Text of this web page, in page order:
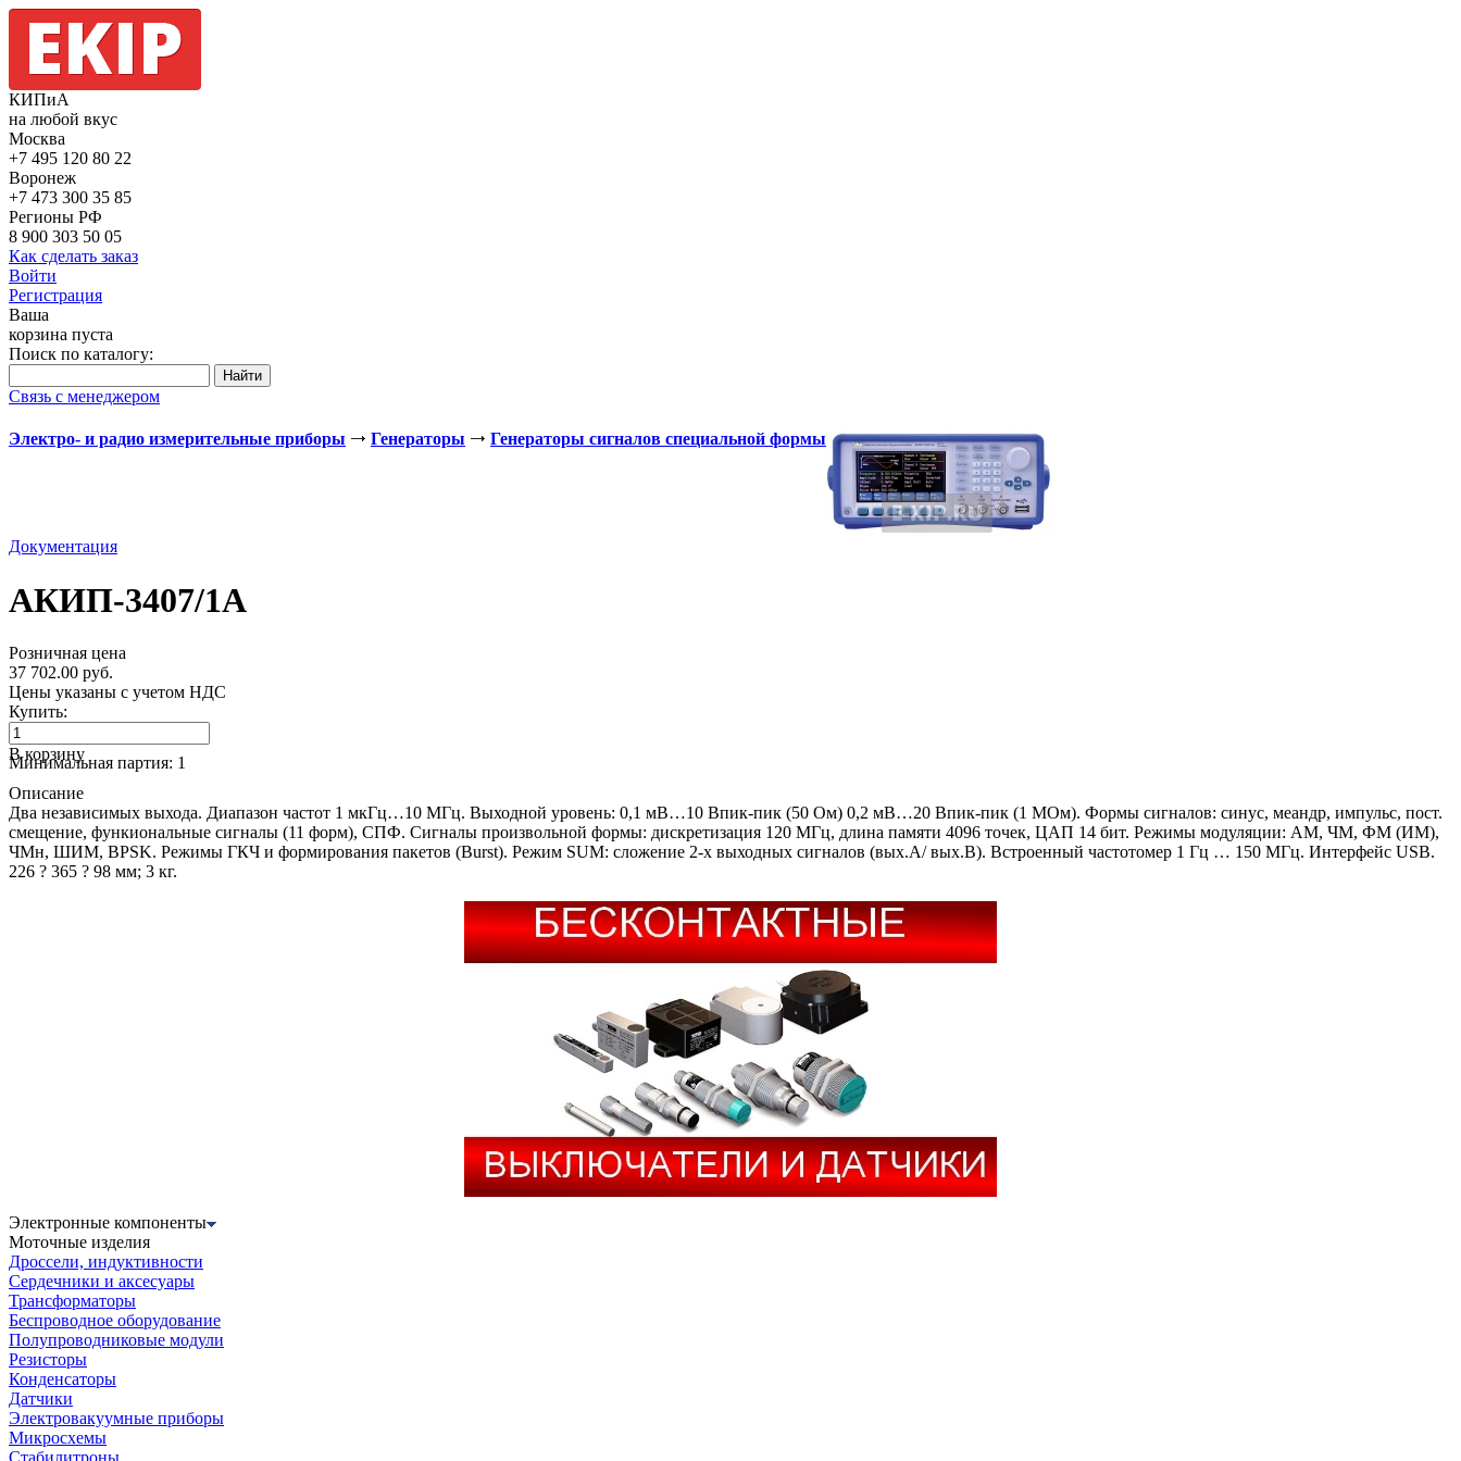
КИПиА
на любой вкус
Москва
+7 495 120 80 22
Воронеж
+7 473 300 35 85
Регионы РФ
8 900 303 50 05
Как сделать заказ
Войти
Регистрация
Ваша
корзина пуста
Поиск по каталогу:
Связь с менеджером
Электро- и радио измерительные приборы Генераторы Генераторы сигналов специальной формы
Документация
АКИП-3407/1А
Розничная цена
37 702.00 руб.
Цены указаны с учетом НДС
Купить:
В корзину
Минимальная партия: 1
Описание
Два независимых выхода. Диапазон частот 1 мкГц…10 МГц. Выходной уровень: 0,1 мВ…10 Впик-пик (50 Ом) 0,2 мВ…20 Впик-пик (1 МОм). Формы сигналов: синус, меандр, импульс, пост.
смещение, функиональные сигналы (11 форм), СПФ. Сигналы произвольной формы: дискретизация 120 МГц, длина памяти 4096 точек, ЦАП 14 бит. Режимы модуляции: АМ, ЧМ, ФМ (ИМ),
ЧМн, ШИМ, BPSK. Режимы ГКЧ и формирования пакетов (Burst). Режим SUM: сложение 2-х выходных сигналов (вых.А/ вых.В). Встроенный частотомер 1 Гц … 150 МГц. Интерфейс USB.
226 ? 365 ? 98 мм; 3 кг.
Электронные компоненты
Моточные изделия
Дроссели, индуктивности
Сердечники и аксесуары
Трансформаторы
Беспроводное оборудование
Полупроводниковые модули
Резисторы
Конденсаторы
Датчики
Электровакуумные приборы
Микросхемы